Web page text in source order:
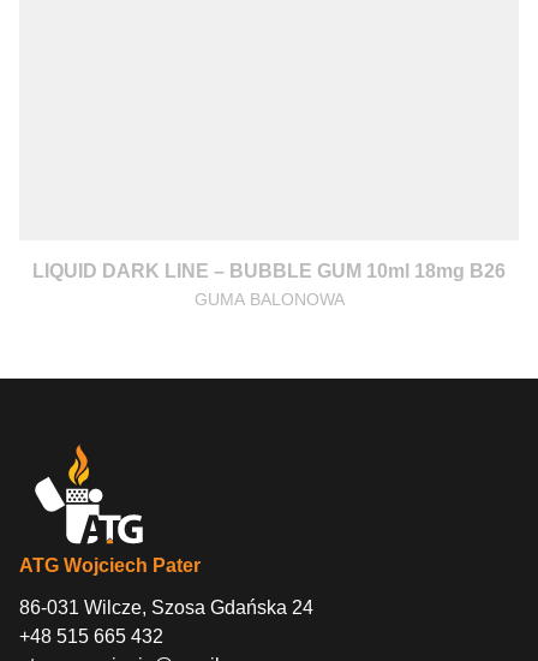
LIQUID DARK LINE – BUBBLE GUM 10ml 18mg B26
GUMA BALONOWA
ATG Wojciech Pater
86-031 Wilcze, Szosa Gdańska 24
+48 515 665 432